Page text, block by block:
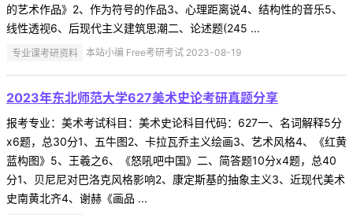
的艺术作品》2、作为符号的作品3、心理距离说4、结构性的音乐5、
线性透视6、后现代主义建筑思潮二、论述题(245 ...
专业课考研资料 本站小编 Free考研考试 2023-08-19
2023年东北师范大学627美术史论考研真题分享
报考专业：美术考试科目：美术史论科目代码：627一、名词解释5分
x6题，总30分1、五牛图2、卡拉瓦乔主义绘画3、艺术风格4、《红黄
蓝构图》5、王羲之6、《怒吼吧中国》二、简答题10分x4题，总40
分1、贝尼尼对巴洛克风格影响2、康定斯基的抽象主义3、近现代美术
史南黄北齐4、谢赫《画品 ...